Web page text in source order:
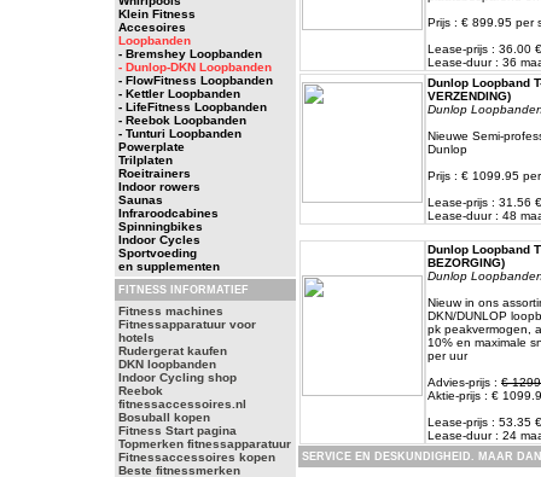
Klein Fitness
Accesoires
Loopbanden
- Bremshey Loopbanden
- Dunlop-DKN Loopbanden
- FlowFitness Loopbanden
- Kettler Loopbanden
- LifeFitness Loopbanden
- Reebok Loopbanden
- Tunturi Loopbanden
Powerplate
Trilplaten
Roeitrainers
Indoor rowers
Saunas
Infraroodcabines
Spinningbikes
Indoor Cycles
Sportvoeding
en supplementen
FITNESS INFORMATIEF
Fitness machines
Fitnessapparatuur voor
hotels
Rudergerat kaufen
DKN loopbanden
Indoor Cycling shop
Reebok
fitnessaccessoires.nl
Bosuball kopen
Fitness Start pagina
Topmerken fitnessapparatuur
Fitnessaccessoires kopen
Beste fitnessmerken
Prijs : € 899.95 per
Lease-prijs : 36.00
Lease-duur : 36
Dunlop Loopband
VERZENDING)
Dunlop
Nieuwe Semi-
Dunlop
Prijs : € 1099.95
Lease-prijs : 31.56
Lease-duur : 48
Dunlop Loopband
BEZORGING)
Dunlop
Nieuw in ons
DKN/DUNLOP
pk peakvermogen,
10% en maximale
per uur
Advies-prijs : €
Aktie-prijs : €
Lease-prijs : 53.35
Lease-duur : 24
SERVICE EN DESKUNDIGHEID. MAAR